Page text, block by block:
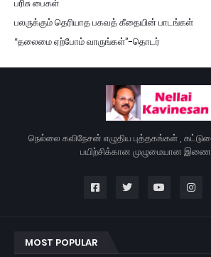
பரிசு பைகள்
பலருக்கும் தெரியாத பகவத் கீதையின் பாடங்கள்
“தலைமை ஏற்போம் வாருங்கள்”-தொடர்
நெல்லை கவிநேசன் எழுதிய புத்தகங்கள் ,
பயிற்சிக்கான முழுமையான
MOST POPULAR